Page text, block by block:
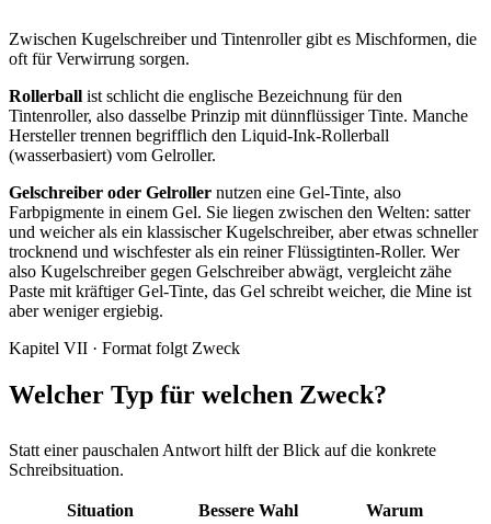
Zwischen Kugelschreiber und Tintenroller gibt es Mischformen, die
oft für Verwirrung sorgen.
Rollerball ist schlicht die englische Bezeichnung für den
Tintenroller, also dasselbe Prinzip mit dünnflüssiger Tinte. Manche
Hersteller trennen begrifflich den Liquid-Ink-Rollerball
(wasserbasiert) vom Gelroller.
Gelschreiber oder Gelroller nutzen eine Gel-Tinte, also
Farbpigmente in einem Gel. Sie liegen zwischen den Welten: satter
und weicher als ein klassischer Kugelschreiber, aber etwas schneller
trocknend und wischfester als ein reiner Flüssigtinten-Roller. Wer
also Kugelschreiber gegen Gelschreiber abwägt, vergleicht zähe
Paste mit kräftiger Gel-Tinte, das Gel schreibt weicher, die Mine ist
aber weniger ergiebig.
Kapitel VII · Format folgt Zweck
Welcher Typ für welchen Zweck?
Statt einer pauschalen Antwort hilft der Blick auf die konkrete
Schreibsituation.
Situation Bessere Wahl
Warum